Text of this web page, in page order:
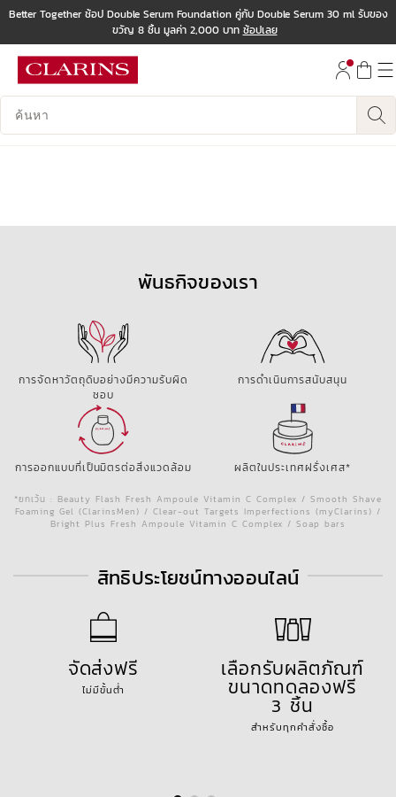
ไปที่ส่วนท้าย
Better Together ช้อป Double Serum Foundation คู่กับ Double Serum 30 ml รับของ
ขวัญ 8 ชิ้น มูลค่า 2,000 บาท ช้อปเลย
บันทึกข้อมูลค้นหา
พันธกิจของเรา
การจัดหาวัตถุดิบอย่างมีความรับผิด
ชอบ
การดำเนินการสนับสนุน
การออกแบบที่เป็นมิตรต่อสิ่งแวดล้อม ผลิตในประเทศฝรั่งเศส*
*ยกเว้น : Beauty Flash Fresh Ampoule Vitamin C Complex / Smooth Shave
Foaming Gel (ClarinsMen) / Clear-out Targets Imperfections (myClarins) /
Bright Plus Fresh Ampoule Vitamin C Complex / Soap bars
สิทธิประโยชน์ทางออนไลน์
จัดส่งฟรี
ไม่มีขั้นต่ำ
เลือกรับผลิตภัณฑ์
ขนาดทดลองฟรี
3 ชิ้น
สำหรับทุกคำสั่งซื้อ